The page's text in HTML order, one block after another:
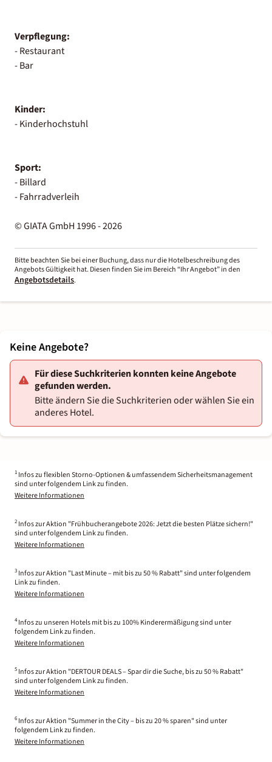
Verpflegung:
- Restaurant
- Bar
Kinder:
- Kinderhochstuhl
Sport:
- Billard
- Fahrradverleih
© GIATA GmbH 1996 - 2026
Bitte beachten Sie bei einer Buchung, dass nur die Hotelbeschreibung des
Angebots Gültigkeit hat. Diesen finden Sie im Bereich “Ihr Angebot” in den
Angebotsdetails.
Keine Angebote?
Für diese Suchkriterien konnten keine Angebote
gefunden werden.
Bitte ändern Sie die Suchkriterien oder wählen Sie ein
anderes Hotel.
1 Infos zu flexiblen Storno-Optionen & umfassendem Sicherheitsmanagement
sind unter folgendem Link zu finden.
Weitere Informationen
2 Infos zur Aktion "Frühbucherangebote 2026: Jetzt die besten Plätze sichern!"
sind unter folgendem Link zu finden.
Weitere Informationen
3 Infos zur Aktion "Last Minute – mit bis zu 50 % Rabatt" sind unter folgendem
Link zu finden.
Weitere Informationen
4 Infos zu unseren Hotels mit bis zu 100% Kinderermäßigung sind unter
folgendem Link zu finden.
Weitere Informationen
5 Infos zur Aktion "DERTOUR DEALS – Spar dir die Suche, bis zu 50 % Rabatt"
sind unter folgendem Link zu finden.
Weitere Informationen
6 Infos zur Aktion "Summer in the City – bis zu 20 % sparen" sind unter
folgendem Link zu finden.
Weitere Informationen